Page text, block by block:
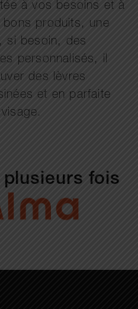
à vos besoins et à
produits, une
si besoin, des
personnalisés, il
des lèvres
et en parfaite
plusieurs fois